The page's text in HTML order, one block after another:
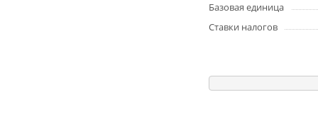
Базовая единица
Ставки налогов